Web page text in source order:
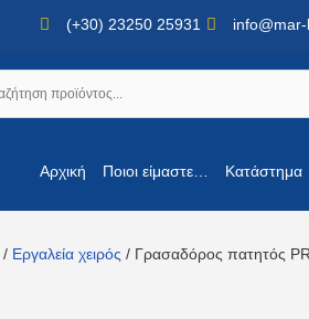
(+30) 23250 25931
Αρχική Ποιοι είμαστε… Κατάστημα
/ Εργαλεία χειρός / Γρασαδόρος πατητός